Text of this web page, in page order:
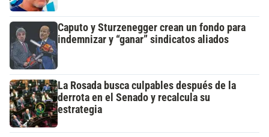
Caputo y Sturzenegger crean un fondo para
indemnizar y “ganar” sindicatos aliados
La Rosada busca culpables después de la
derrota en el Senado y recalcula su
estrategia